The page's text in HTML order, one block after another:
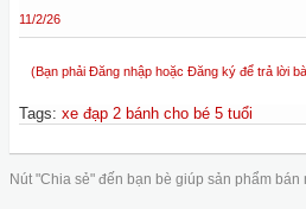
11/2/26
(Bạn phải Đăng nhập hoặc Đăng ký để trả lời
Tags: xe đạp 2 bánh cho bé 5 tuổi
Nút "Chia sẻ" đến bạn bè giúp sản phẩm bán